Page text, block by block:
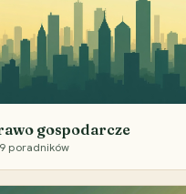
gospodarcze
poradników